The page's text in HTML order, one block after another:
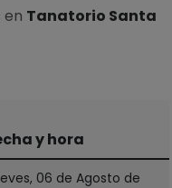
Tanatorio Santa
y hora
06 de Agosto de